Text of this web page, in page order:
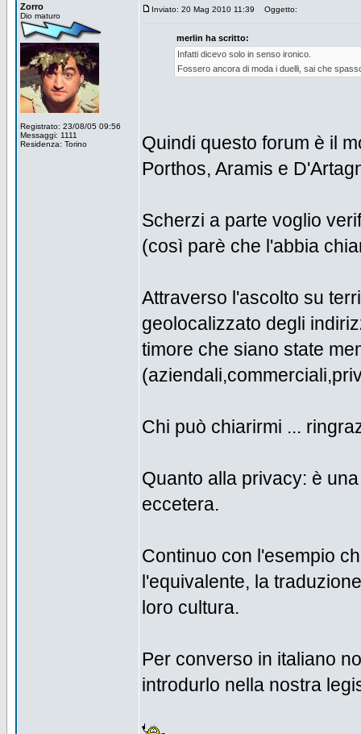
Zorro
Dio maturo
Registrato: 23/08/05 09:56
Messaggi: 1111
Residenza: Torino
Inviato: 20 Mag 2010 11:39 Oggetto:
merlin ha scritto:
Infatti dicevo solo in senso ironico.
Fossero ancora di moda i duelli, sai che
Quindi questo forum è il
Porthos, Aramis e
Scherzi a parte voglio
(così parè che l'abbia
Attraverso l'ascolto su
geolocalizzato degli
timore che siano state
Chi può chiarirmi ...
Quanto alla privacy: è
eccetera.
Continuo con l'esempio
l'equivalente, la
loro cultura.
Per converso in italiano
introdurlo nella nostra